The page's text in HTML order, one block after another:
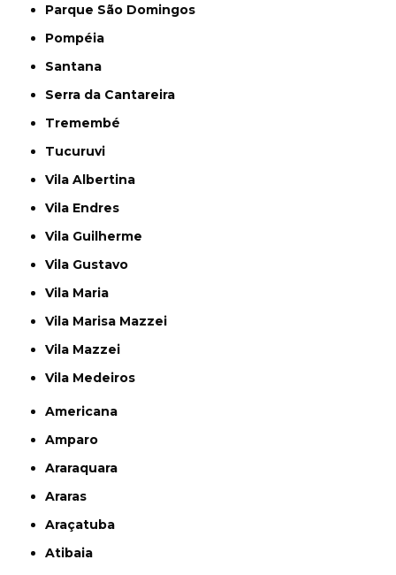
Parque São Domingos
Pompéia
Santana
Serra da Cantareira
Tremembé
Tucuruvi
Vila Albertina
Vila Endres
Vila Guilherme
Vila Gustavo
Vila Maria
Vila Marisa Mazzei
Vila Mazzei
Vila Medeiros
Americana
Amparo
Araraquara
Araras
Araçatuba
Atibaia